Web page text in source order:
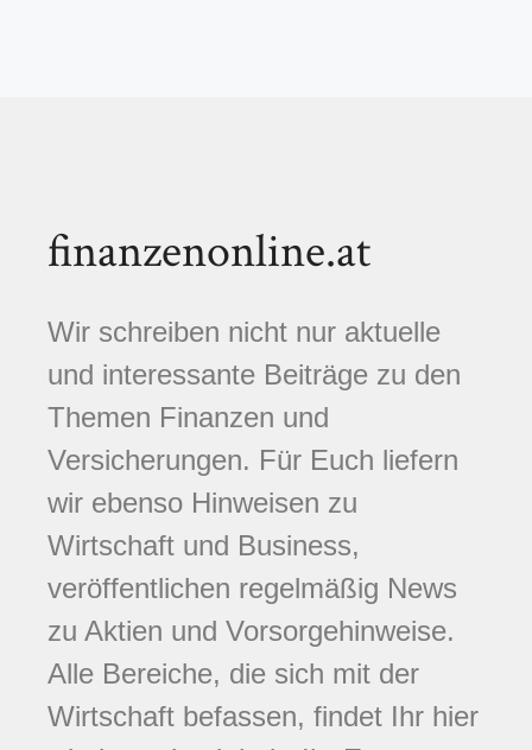
finanzenonline.at
Wir schreiben nicht nur aktuelle
und interessante Beiträge zu den
Themen Finanzen und
Versicherungen. Für Euch liefern
wir ebenso Hinweisen zu
Wirtschaft und Business,
veröffentlichen regelmäßig News
zu Aktien und Vorsorgehinweise.
Alle Bereiche, die sich mit der
Wirtschaft befassen, findet Ihr hier